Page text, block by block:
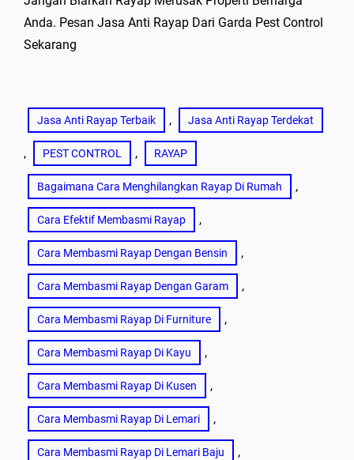
Anda. Pesan Jasa Anti Rayap Dari Garda Pest Control
Sekarang
Jasa Anti Rayap Terbaik , Jasa Anti Rayap Terdekat
, PEST CONTROL , RAYAP
Bagaimana Cara Menghilangkan Rayap Di Rumah ,
Cara Efektif Membasmi Rayap ,
Cara Membasmi Rayap Dengan Bensin ,
Cara Membasmi Rayap Dengan Garam ,
Cara Membasmi Rayap Di Furniture ,
Cara Membasmi Rayap Di Kayu ,
Cara Membasmi Rayap Di Kusen ,
Cara Membasmi Rayap Di Lemari ,
Cara Membasmi Rayap Di Lemari Baju ,